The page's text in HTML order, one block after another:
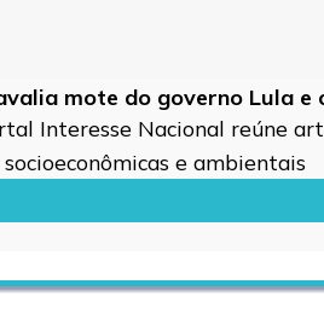
mote do governo Lula
Interesse Nacional reúne
e ambientais